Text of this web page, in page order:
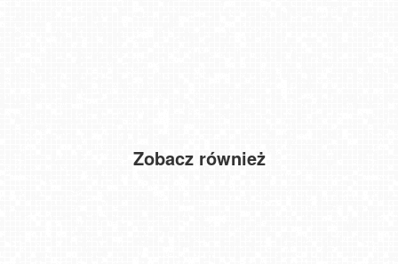
Zobacz również
REWA - widok na zatokę Pucką